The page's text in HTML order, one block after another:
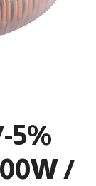
5%
/